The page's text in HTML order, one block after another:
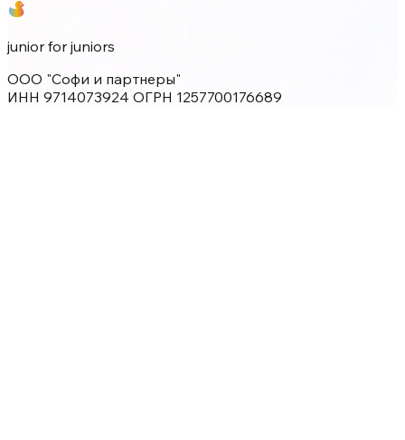
junior for juniors
ООО "Софи и партнеры"
ИНН 9714073924 ОГРН 1257700176689